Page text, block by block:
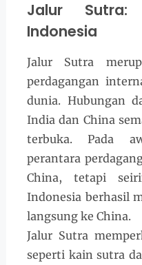
Jalur Sutra:
Indonesia
Jalur Sutra
perdagangan
dunia. Hubungan
India dan China
terbuka. Pada
perantara
China, tetapi
Indonesia berhasil
langsung ke China.
Jalur Sutra
seperti kain sutra